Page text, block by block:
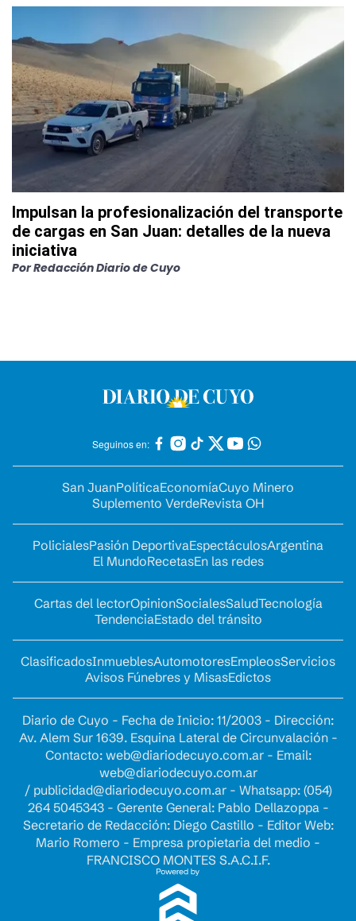
Impulsan la profesionalización del transporte
de cargas en San Juan: detalles de la nueva
iniciativa
PorRedacción Diario de Cuyo
Seguinos en:
San JuanPolíticaEconomíaCuyo Minero
Suplemento VerdeRevista OH
PolicialesPasión DeportivaEspectáculosArgentina
El MundoRecetasEn las redes
Cartas del lectorOpinionSocialesSaludTecnología
TendenciaEstado del tránsito
ClasificadosInmueblesAutomotoresEmpleosServicios
Avisos Fúnebres y MisasEdictos
Diario de Cuyo - Fecha de Inicio: 11/2003 - Dirección:
Av. Alem Sur 1639. Esquina Lateral de Circunvalación -
Contacto: web@diariodecuyo.com.ar- Email:
web@diariodecuyo.com.ar
/ publicidad@diariodecuyo.com.ar- Whatsapp: (054)
264 5045343 - Gerente General: Pablo Dellazoppa -
Secretario de Redacción: Diego Castillo - Editor Web:
Mario Romero - Empresa propietaria del medio -
FRANCISCO MONTES S.A.C.I.F.